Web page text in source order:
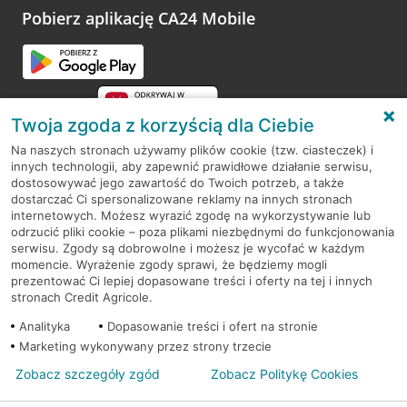
opinie.
Pobierz aplikację CA24 Mobile
RODO
Regulamin serwisu
Mapa serwisu
PolitykaCookies
© 2026 Credit Agricole Bank Polska S.A. Wszelkie prawa zastrzeżone
Twoja zgoda z korzyścią dla Ciebie
Na naszych stronach używamy plików cookie (tzw. ciasteczek) i
innych technologii, aby zapewnić prawidłowe działanie serwisu,
dostosowywać jego zawartość do Twoich potrzeb, a także
dostarczać Ci spersonalizowane reklamy na innych stronach
internetowych. Możesz wyrazić zgodę na wykorzystywanie lub
odrzucić pliki cookie – poza plikami niezbędnymi do funkcjonowania
serwisu. Zgody są dobrowolne i możesz je wycofać w każdym
momencie. Wyrażenie zgody sprawi, że będziemy mogli
prezentować Ci lepiej dopasowane treści i oferty na tej i innych
stronach Credit Agricole.
Analityka
Dopasowanie treści i ofert na stronie
Marketing wykonywany przez strony trzecie
Zobacz szczegóły zgód Zobacz Politykę Cookies